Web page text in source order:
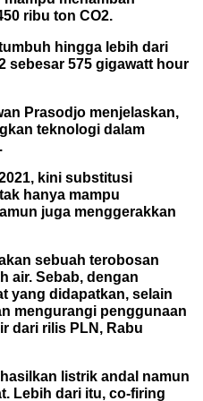
ribu ton CO2.
hingga lebih dari
sebesar 575 gigawatt hour
Prasodjo menjelaskan,
teknologi dalam
kini substitusi
hanya mampu
juga menggerakkan
sebuah terobosan
air. Sebab, dengan
yang didapatkan, selain
mengurangi penggunaan
dari rilis PLN, Rabu
listrik andal namun
Lebih dari itu, co-firing